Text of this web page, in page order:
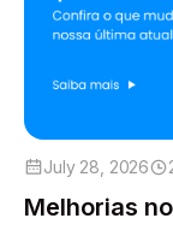
July 28, 2026
Melhorias